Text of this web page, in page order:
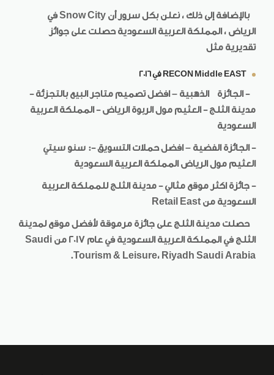
بالإضافة إلى ذلك ، نعلن بكل سرور أن Snow Cityفي
الرياض ، المملكة العربية السعودية حصلت على جوائز
تقديرية مثل
RECON Middle EAST في 2016
- الجائزة الذهبية – افضل تصميم متاجر البيع بالتجزئة -
مدينة الثلج - العثيم مول الربوة الرياض - المملكة العربية
السعودية
- الجائزة الفضية – افضل حملات التسويق -: سنو سيتي
العثيم مول الرياض المملكة العربية السعودية
- جائزة اكثر موقع مثالي - مدينة الثلج للمملكة العربية
السعودية من Retail East
حصلت مدينة الثلج على جائزة مرموقة لأفضل موقع لمدينة
الثلج في المملكة العربية السعودية في عام 2017 من
Saudi
Tourism& Leisure، Riyadh Saudi Arabia
.